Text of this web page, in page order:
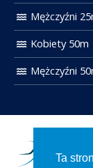
Mężczyźni
Kobiety 50m
Mężczyźni
Ta